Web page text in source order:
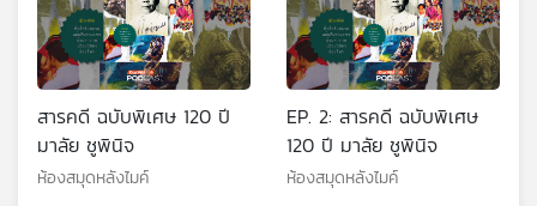
สารคดี ฉบับพิเศษ 120 ปี
มาลัย ชูพินิจ
ห้องสมุดหลังไมค์
EP. 2: สารคดี ฉบับพิเศษ
120 ปี มาลัย ชูพินิจ
ห้องสมุดหลังไมค์